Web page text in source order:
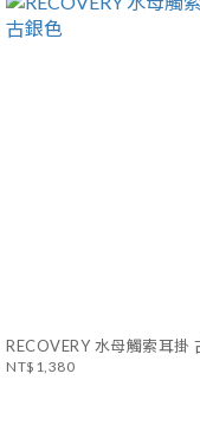
RECOVERY 水母觸索耳掛
NT$1,380